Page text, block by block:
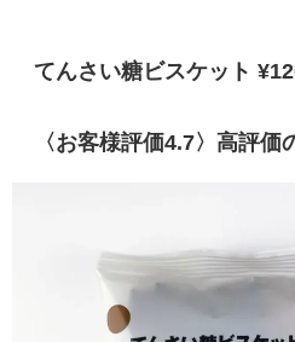
てんさい糖ビスケット
〈お客様評価4.7〉高評価